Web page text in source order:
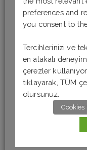
Son Yazılar
Almanca Okuma-
Almanca Okuma –
Almanca Okuma-
Almanca Okuma
preferences and
you consent to
Tercihlerinizi ve
en alakalı
çerezler
tıklayarak, TÜM
olursunuz.